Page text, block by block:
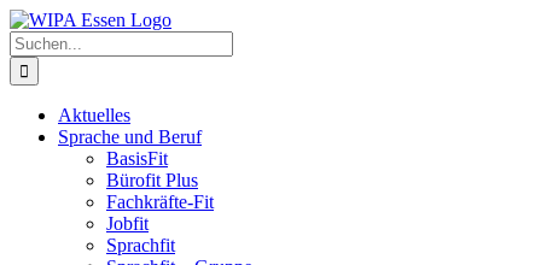
Zum
Inhalt
springen
Suche
nach:
Aktuelles
Sprache und Beruf
BasisFit
Bürofit Plus
Fachkräfte-Fit
Jobfit
Sprachfit